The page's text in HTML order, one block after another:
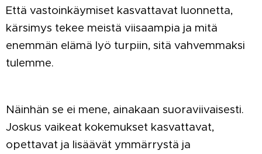
Että vastoinkäymiset kasvattavat luonnetta,
kärsimys tekee meistä viisaampia ja mitä
enemmän elämä lyö turpiin, sitä vahvemmaksi
tulemme.
Näinhän se ei mene, ainakaan suoraviivaisesti.
Joskus vaikeat kokemukset kasvattavat,
opettavat ja lisäävät ymmärrystä ja